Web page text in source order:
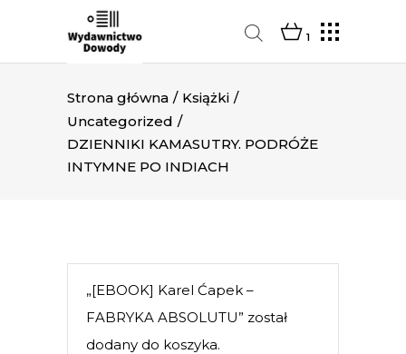
1
Strona główna / Książki /
Uncategorized /
DZIENNIKI KAMASUTRY. PODRÓŻE
INTYMNE PO INDIACH
„[EBOOK] Karel Ćapek –
FABRYKA ABSOLUTU” został
dodany do koszyka.